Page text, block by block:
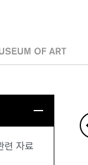
련 자료